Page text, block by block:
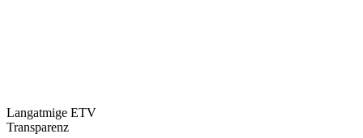
Langatmige ETV
Transparenz